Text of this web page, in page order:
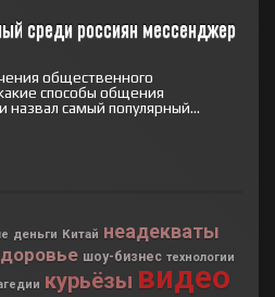
среди россиян мессенджер
общественного
способы общения
назвал самый популярный...
деньги Китай неадекваты
шоу-бизнес технологии
курьёзы видео